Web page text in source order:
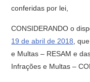
conferidas por lei,
CONSIDERANDO o
19 de abril de 2018 ,
e Multas – RESAM e
Infrações e Multas –